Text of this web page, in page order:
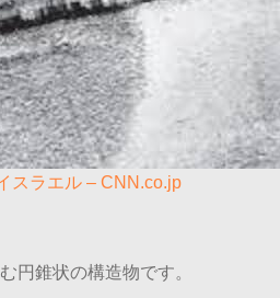
スラエル – CNN.co.jp
円錐状の構造物です。